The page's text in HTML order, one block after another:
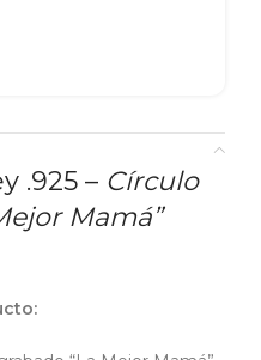
.925 – Círculo
Mamá”